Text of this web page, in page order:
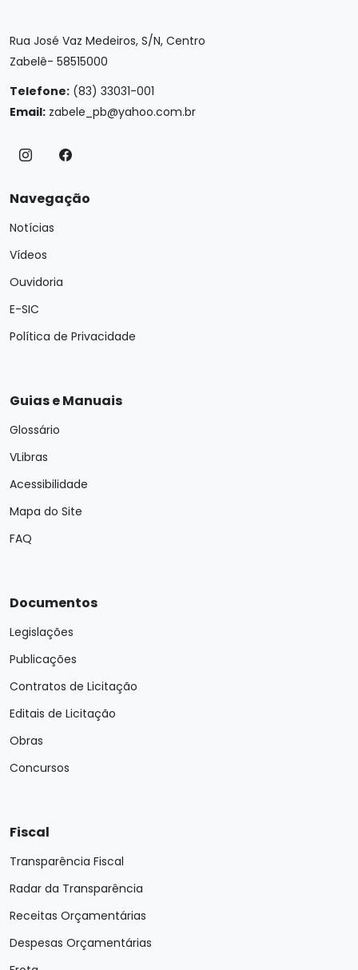
Rua José Vaz Medeiros, S/N, Centro
Zabelê- 58515000
Telefone: (83) 33031-001
Email: zabele_pb@yahoo.com.br
Navegação
Notícias
Vídeos
Ouvidoria
E-SIC
Política de Privacidade
Guias e Manuais
Glossário
VLibras
Acessibilidade
Mapa do Site
FAQ
Documentos
Legislações
Publicações
Contratos de Licitação
Editais de Licitação
Obras
Concursos
Fiscal
Transparência Fiscal
Radar da Transparência
Receitas Orçamentárias
Despesas Orçamentárias